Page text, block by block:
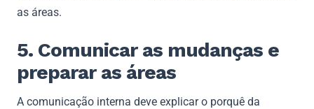
as áreas.
5. Comunicar as mudanças e
preparar as áreas
A comunicação interna deve explicar o porquê da